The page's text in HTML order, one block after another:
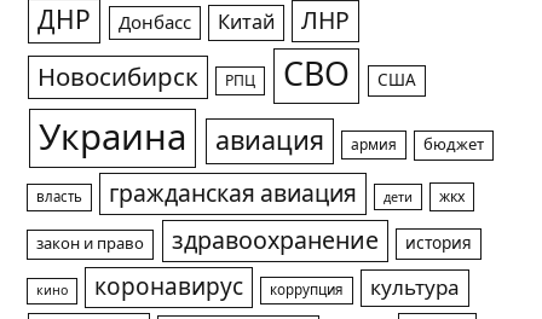
ДНР Донбасс Китай ЛНР
Новосибирск РПЦ СВО США
Украина авиация армия бюджет
власть гражданская авиация дети жкх
закон и право здравоохранение история
кино коронавирус коррупция
культура